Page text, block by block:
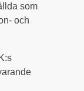
som
och